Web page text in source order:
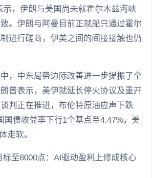
示，伊朗与美国尚未就霍尔木兹海峡
。伊朗与阿曼目前正就船只通过霍尔
进行磋商，伊美之间的间接接触也仍
，中东局势边际改善进一步提振了全
普表示，美伊就延长停火协议及重开
判正在推进，布伦特原油应声下跌
国债收益率下行1个基点至4.47%，美
走软。
标至8000点：AI驱动盈利上修成核心